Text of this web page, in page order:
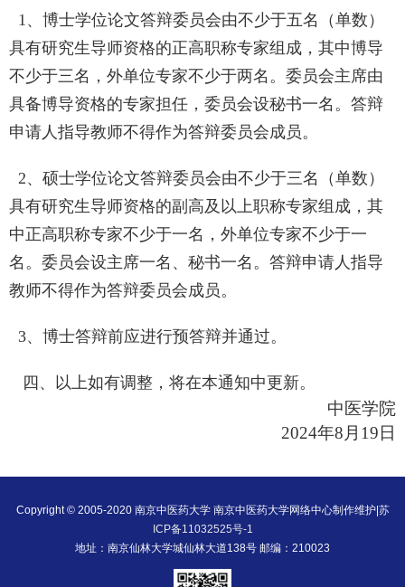
1、博士学位论文答辩委员会由不少于五名（单数）
具有研究生导师资格的正高职称专家组成，其中博导
不少于三名，外单位专家不少于两名。委员会主席由
具备博导资格的专家担任，委员会设秘书一名。答辩
申请人指导教师不得作为答辩委员会成员。
2、硕士学位论文答辩委员会由不少于三名（单数）
具有研究生导师资格的副高及以上职称专家组成，其
中正高职称专家不少于一名，外单位专家不少于一
名。委员会设主席一名、秘书一名。答辩申请人指导
教师不得作为答辩委员会成员。
3、博士答辩前应进行预答辩并通过。
四、以上如有调整，将在本通知中更新。
中医学院
2024年8月 19 日
Copyright © 2005-2020 南京中医药大学 南京中医药大学网络中心制作维护| 苏
ICP备11032525号-1
地址：南京仙林大学城仙林大道138号 邮编：210023